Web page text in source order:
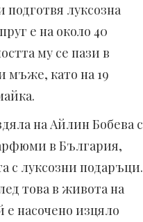
луксозна
е на около 40
му се пази в
мъже, като на 19
на Айлин Бобева с
в България,
с луксозни подаръци.
това в живота на
насочено изцяло